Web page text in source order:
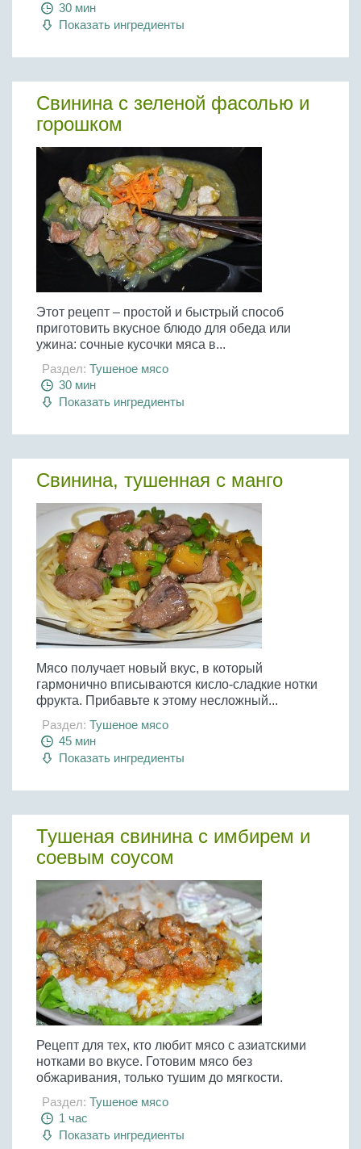
30 мин
Показать ингредиенты
Свинина с зеленой фасолью и
горошком
Этот рецепт – простой и быстрый способ
приготовить вкусное блюдо для обеда или
ужина: сочные кусочки мяса в...
Раздел: Тушеное мясо
30 мин
Показать ингредиенты
Свинина, тушенная с манго
Мясо получает новый вкус, в который
гармонично вписываются кисло-сладкие нотки
фрукта. Прибавьте к этому несложный...
Раздел: Тушеное мясо
45 мин
Показать ингредиенты
Тушеная свинина с имбирем и
соевым соусом
Рецепт для тех, кто любит мясо с азиатскими
нотками во вкусе. Готовим мясо без
обжаривания, только тушим до мягкости.
Раздел: Тушеное мясо
1 час
Показать ингредиенты